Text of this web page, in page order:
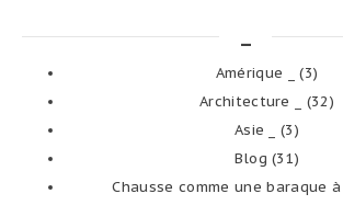
Amérique _
(3)
Architecture _
(32)
Asie _
(3)
Blog (31)
Chausse comme une baraque à